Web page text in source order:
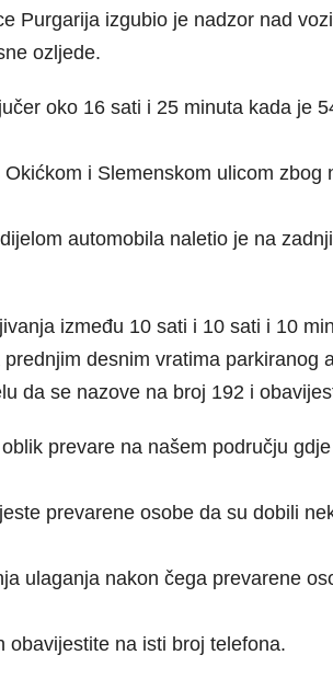
Purgarija izgubio je nadzor nad
ozljede.
oko 16 sati i 25 minuta kada je
i Slemenskom ulicom
automobila naletio je na
između 10 sati i 10 sati i 10
desnim vratima
da se nazove na broj 192 i
prevare na našem području
prevarene osobe da su dobili
ulaganja nakon čega prevarene
obavijestite na isti broj telefona.